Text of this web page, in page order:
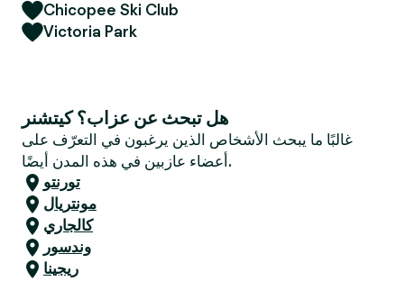
Chicopee Ski Club
Victoria Park
هل تبحث عن عزاب؟ كيتشنر
غالبًا ما يبحث الأشخاص الذين يرغبون في التعرّف على
أعضاء عازبين في هذه المدن أيضًا.
تورنتو
مونتريال
كالجاري
وندسور
ريجينا